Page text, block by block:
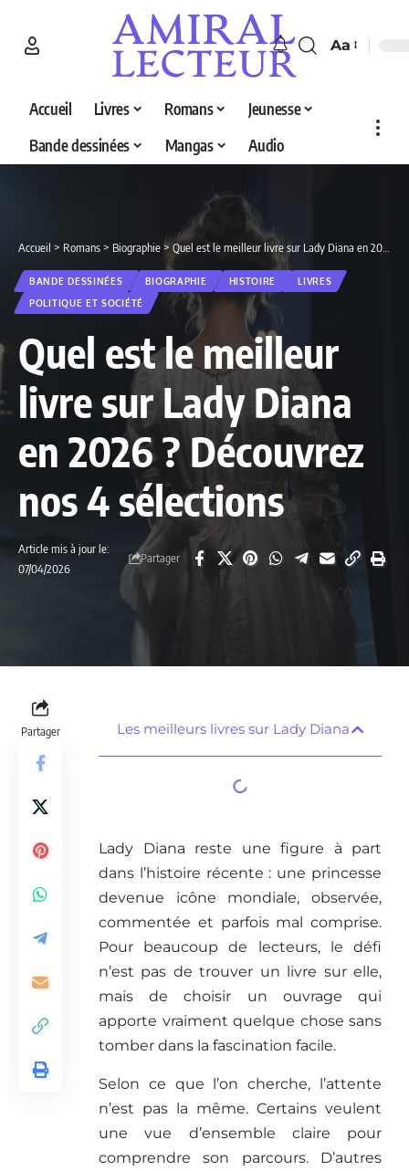
Aa
Accueil Livres Romans
Jeunesse
Bande dessinées
Mangas Audio
Accueil > Romans> Biographie> Quel est le meilleur livre sur Lady Diana en 2026 ? Découvrez nos 4 sélections
BANDE DESSINÉES BIOGRAPHIE HISTOIRE
LIVRES
POLITIQUE ET SOCIÉTÉ
Quel est le meilleur
livre sur Lady Diana
en 2026 ? Découvrez
nos 4 sélections
Article mis à jour le:
07/04/2026
Partager
Partager Les meilleurs livres sur Lady Diana
Lady Diana reste une figure à part
dans l’histoire récente : une princesse
devenue icône mondiale, observée,
commentée et parfois mal comprise.
Pour beaucoup de lecteurs, le défi
n’est pas de trouver un livre sur elle,
mais de choisir un ouvrage qui
apporte vraiment quelque chose sans
tomber dans la fascination facile.
Selon ce que l’on cherche, l’attente
n’est pas la même. Certains veulent
une vue d’ensemble claire pour
comprendre son parcours. D’autres